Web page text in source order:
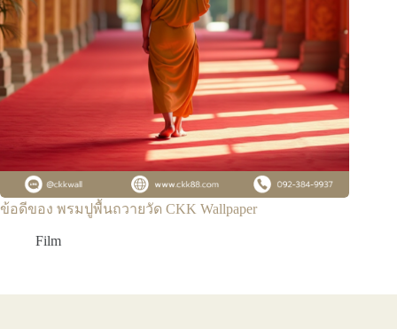
ข้อดีของ พรมปูพื้นถวายวัด CKK Wallpaper
Film